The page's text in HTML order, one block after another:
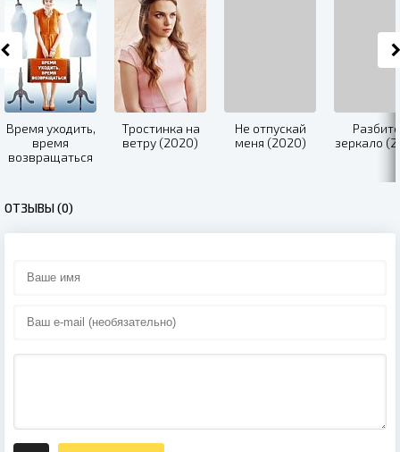
Время уходить,
время
возвращаться
Тростинка на
ветру (2020)
Не отпускай
меня (2020)
зеркало
ОТЗЫВЫ (0)